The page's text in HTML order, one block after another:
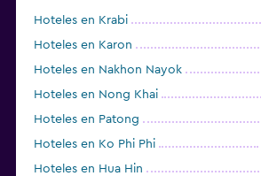
Hoteles en Krabi
Hoteles en Karon
Hoteles en Nakhon Nayok
Hoteles en Nong Khai
Hoteles en Patong
Hoteles en Ko Phi Phi
Hoteles en Hua Hin